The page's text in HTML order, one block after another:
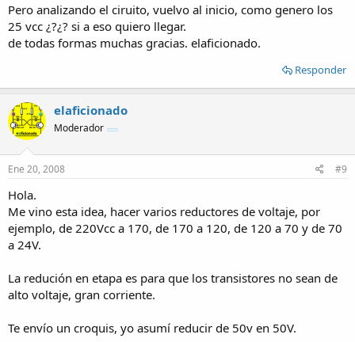
Pero analizando el ciruito, vuelvo al inicio, como genero los
25 vcc ¿?¿? si a eso quiero llegar.
de todas formas muchas gracias. elaficionado.
Responder
elaficionado
Moderador
Ene 20, 2008 #9
Hola.
Me vino esta idea, hacer varios reductores de voltaje, por
ejemplo, de 220Vcc a 170, de 170 a 120, de 120 a 70 y de 70
a 24V.
La redución en etapa es para que los transistores no sean de
alto voltaje, gran corriente.
Te envío un croquis, yo asumí reducir de 50v en 50V.